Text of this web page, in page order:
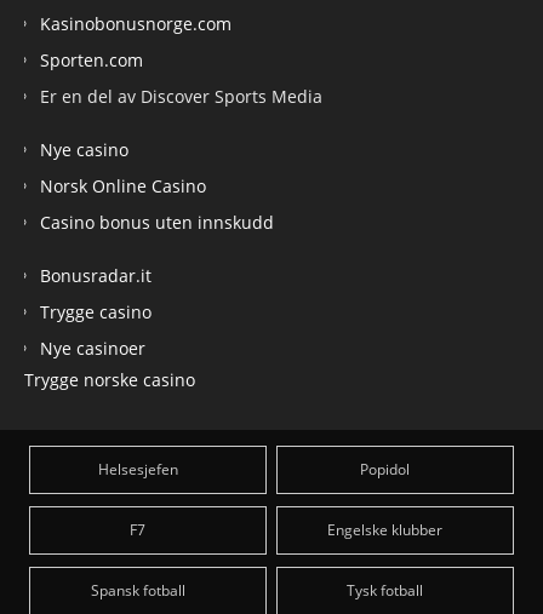
Kasinobonusnorge.com
Sporten.com
Er en del av Discover Sports Media
Nye casino
Norsk Online Casino
Casino bonus uten innskudd
Bonusradar.it
Trygge casino
Nye casinoer
Trygge norske casino
Helsesjefen Popidol
F7 Engelske klubber
Spansk fotball Tysk fotball